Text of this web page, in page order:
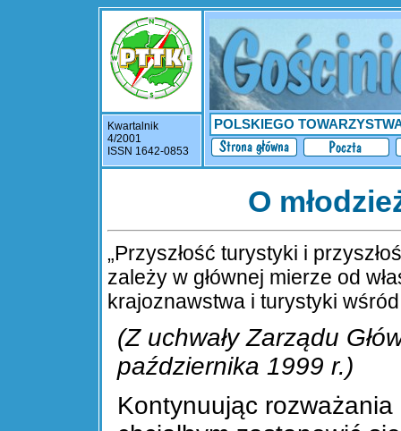
POLSKIEGO
Kwartalnik
4/2001
ISSN 1642-0853
O
„Przyszłość turystyki i
zależy w głównej mierze od
krajoznawstwa i turystyki wśród
(Z uchwały Zarządu
października 1999 r.)
Kontynuując rozważania